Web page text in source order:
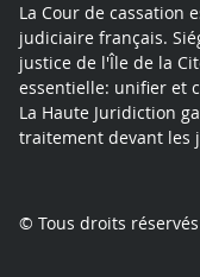
La Cour de cassation
judiciaire français.
justice de l'Île de la
essentielle: unifier et
La Haute Juridiction
traitement devant les
© Tous droits réservés